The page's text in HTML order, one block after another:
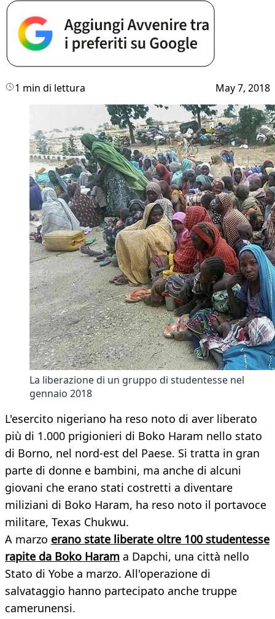
1 min di lettura May 7, 2018
La liberazione di un gruppo di studentesse nel
gennaio 2018
L'esercito nigeriano ha reso noto di aver liberato
più di 1.000 prigionieri di Boko Haram nello stato
di Borno, nel nord-est del Paese. Si tratta in gran
parte di donne e bambini, ma anche di alcuni
giovani che erano stati costretti a diventare
miliziani di Boko Haram, ha reso noto il portavoce
militare, Texas Chukwu.
A marzo erano state liberate oltre 100 studentesse
rapite da Boko Haram a Dapchi, una città nello
Stato di Yobe a marzo. All'operazione di
salvataggio hanno partecipato anche truppe
camerunensi.